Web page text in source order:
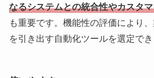
なるシステムとの統合性やカスタ
も重要です。機能性の評価により
を引き出す自動化ツールを選定でき